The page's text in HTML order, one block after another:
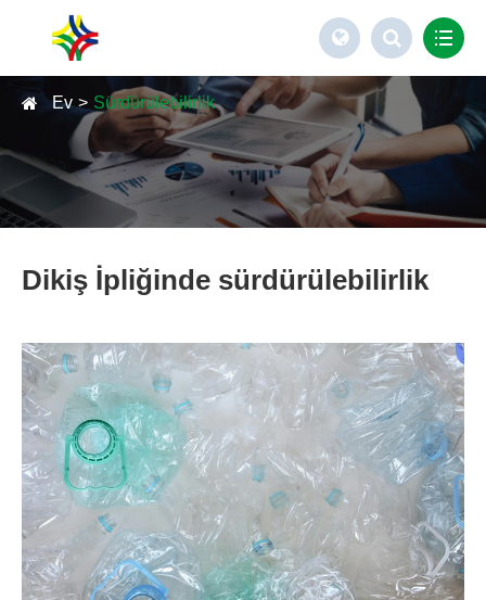
Ev Sürdürülebilirlik
Dikiş İpliğinde sürdürülebilirlik